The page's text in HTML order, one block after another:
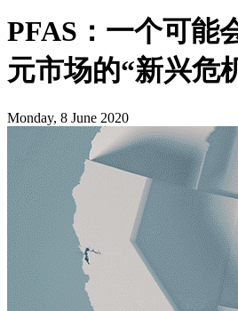
PFAS：一个可能
元市场的“新兴危
Monday, 8 June 2020